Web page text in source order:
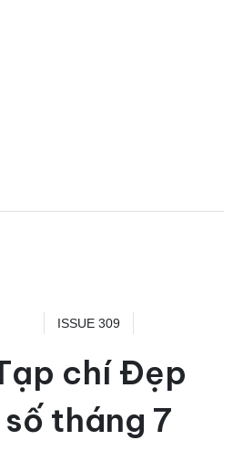
ISSUE 309
chí Đẹp
số tháng 7